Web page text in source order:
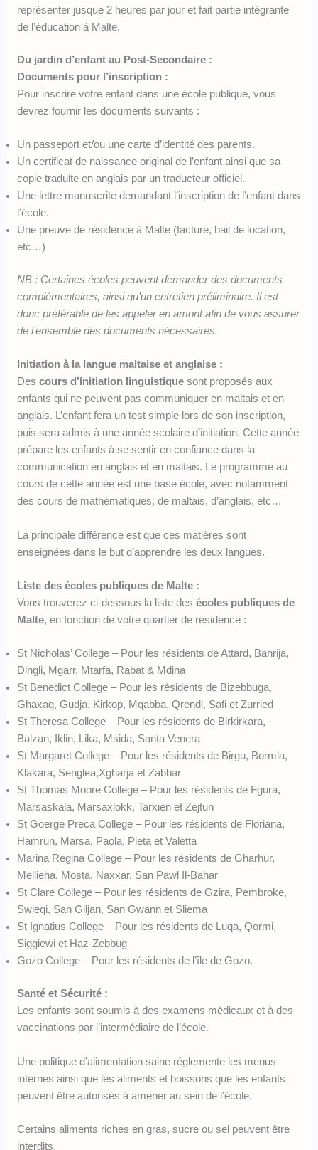
représenter jusque 2 heures par jour et fait partie intégrante
de l’éducation à Malte.
Du jardin d’enfant au Post-Secondaire :
Documents pour l’inscription :
Pour inscrire votre enfant dans une école publique, vous
devrez fournir les documents suivants :
Un passeport et/ou une carte d’identité des parents.
Un certificat de naissance original de l’enfant ainsi que sa
copie traduite en anglais par un traducteur officiel.
Une lettre manuscrite demandant l’inscription de l’enfant dans
l’école.
Une preuve de résidence à Malte (facture, bail de location,
etc…)
NB : Certaines écoles peuvent demander des documents
complémentaires, ainsi qu’un entretien préliminaire. Il est
donc préférable de les appeler en amont afin de vous assurer
de l’ensemble des documents nécessaires.
Initiation à la langue maltaise et anglaise :
Des cours d’initiation linguistiquesont proposés aux
enfants qui ne peuvent pas communiquer en maltais et en
anglais. L’enfant fera un test simple lors de son inscription,
puis sera admis à une année scolaire d’initiation. Cette année
prépare les enfants à se sentir en confiance dans la
communication en anglais et en maltais. Le programme au
cours de cette année est une base école, avec notamment
des cours de mathématiques, de maltais, d’anglais, etc…
La principale différence est que ces matières sont
enseignées dans le but d’apprendre les deux langues.
Liste des écoles publiques de Malte :
Vous trouverez ci-dessous la liste des écoles publiques de
Malte, en fonction de votre quartier de résidence :
St Nicholas’ College – Pour les résidents de Attard, Bahrija,
Dingli, Mgarr, Mtarfa, Rabat & Mdina
St Benedict College – Pour les résidents de Bizebbuga,
Ghaxaq, Gudja, Kirkop, Mqabba, Qrendi, Safi et Zurried
St Theresa College – Pour les résidents de Birkirkara,
Balzan, Iklin, Lika, Msida, Santa Venera
St Margaret College – Pour les résidents de Birgu, Bormla,
Klakara, Senglea,Xgharja et Zabbar
St Thomas Moore College – Pour les résidents de Fgura,
Marsaskala, Marsaxlokk, Tarxien et Zejtun
St Goerge Preca College – Pour les résidents de Floriana,
Hamrun, Marsa, Paola, Pieta et Valetta
Marina Regina College – Pour les résidents de Gharhur,
Mellieha, Mosta, Naxxar, San Pawl Il-Bahar
St Clare College – Pour les résidents de Gzira, Pembroke,
Swieqi, San Giljan, San Gwann et Sliema
St Ignatius College – Pour les résidents de Luqa, Qormi,
Siggiewi et Haz-Zebbug
Gozo College – Pour les résidents de l’île de Gozo.
Santé et Sécurité :
Les enfants sont soumis à des examens médicaux et à des
vaccinations par l’intermédiaire de l’école.
Une politique d’alimentation saine réglemente les menus
internes ainsi que les aliments et boissons que les enfants
peuvent être autorisés à amener au sein de l’école.
Certains aliments riches en gras, sucre ou sel peuvent être
interdits.